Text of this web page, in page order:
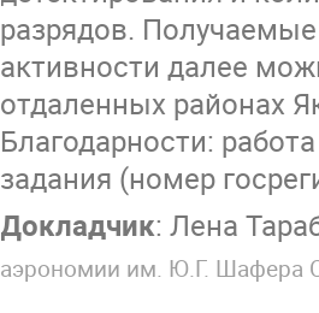
разрядов.
активности далее
отдаленных районах
Благодарности:
задания (номер
Докладчик:Лена
аэрономии им. Ю.Г.